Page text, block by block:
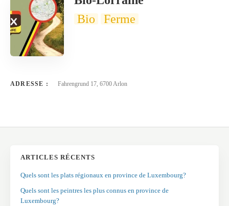
Bio
Ferme
ADRESSE : Fahrengrund 17, 6700 Arlon
ARTICLES RÉCENTS
Quels sont les plats régionaux en province de Luxembourg?
Quels sont les peintres les plus connus en province de
Luxembourg?